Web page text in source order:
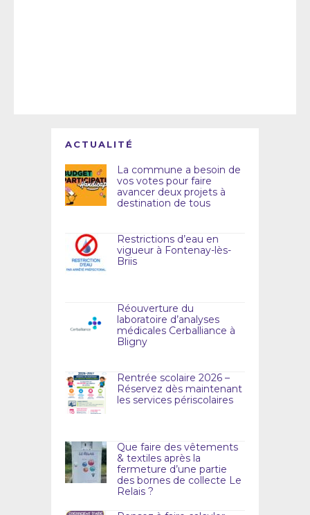
ACTUALITÉ
La commune a besoin de
vos votes pour faire
avancer deux projets à
destination de tous
Restrictions d’eau en
vigueur à Fontenay-lès-
Briis
Réouverture du
laboratoire d’analyses
médicales Cerballiance à
Bligny
Rentrée scolaire 2026 –
Réservez dès maintenant
les services périscolaires
Que faire des vêtements
& textiles après la
fermeture d’une partie
des bornes de collecte Le
Relais ?